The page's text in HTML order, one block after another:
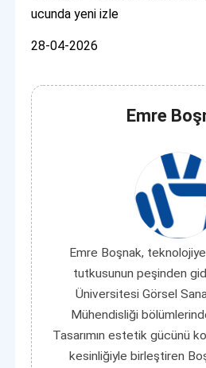
ucunda yeni izle
28-04-2026
Emre
Emre Boşnak,
tutkusunun peşinden
Üniversitesi Görsel
Mühendisliği
Tasarımın estetik gücünü
kesinliğiyle birleştiren